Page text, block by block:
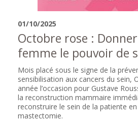
01/10/2025
Octobre rose :
femme le pouvoir de
Mois placé sous le signe de la
sensibilisation aux cancers du sein,
année l’occasion pour Gustave
la reconstruction mammaire
reconstruire le sein de la patiente
mastectomie.